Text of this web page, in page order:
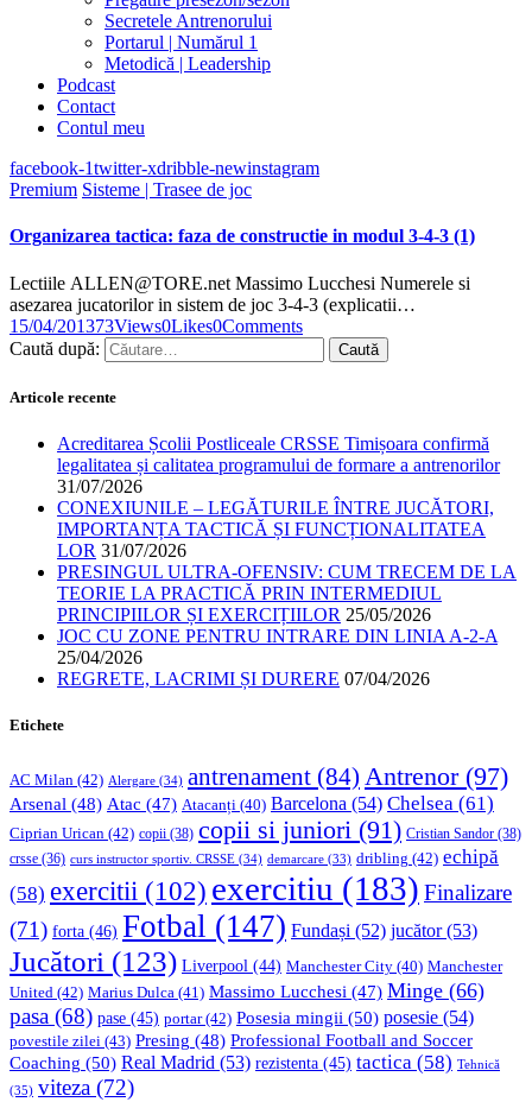
Secretele Antrenorului
Portarul | Numărul 1
Metodică | Leadership
Podcast
Contact
Contul meu
facebook-1twitter-xdribble-newinstagram
Premium Sisteme | Trasee de joc
Organizarea tactica: faza de constructie in modul 3-4-3 (1)
Lectiile ALLEN@TORE.net Massimo Lucchesi Numerele si
asezarea jucatorilor in sistem de joc 3-4-3 (explicatii…
15/04/201373Views0Likes0Comments
Caută după:
Articole recente
Acreditarea Școlii Postliceale CRSSE Timișoara confirmă
legalitatea și calitatea programului de formare a antrenorilor
31/07/2026
CONEXIUNILE – LEGĂTURILE ÎNTRE JUCĂTORI,
IMPORTANȚA TACTICĂ ȘI FUNCȚIONALITATEA
LOR 31/07/2026
PRESINGUL ULTRA-OFENSIV: CUM TRECEM DE LA
TEORIE LA PRACTICĂ PRIN INTERMEDIUL
PRINCIPIILOR ȘI EXERCIȚIILOR 25/05/2026
JOC CU ZONE PENTRU INTRARE DIN LINIA A-2-A
25/04/2026
REGRETE, LACRIMI ȘI DURERE 07/04/2026
Etichete
AC Milan (42) Alergare (34) antrenament (84) Antrenor(97)
Arsenal (48) Atac (47) Atacanți (40) Barcelona (54) Chelsea (61)
Ciprian Urican (42) copii (38) copii si juniori (91) Cristian Sandor (38)
crsse (36) curs instructor sportiv. CRSSE (34) demarcare (33) dribling (42) echipă
(58) exercitii (102) exercitiu (183) Finalizare
(71) forta (46) Fotbal (147) Fundași (52) jucător(53)
Jucători (123) Liverpool (44) Manchester City (40) Manchester
United (42) Marius Dulca (41) Massimo Lucchesi (47) Minge (66)
pasa (68) pase (45) portar(42) Posesia mingii (50) posesie (54)
povestile zilei (43) Presing (48) Professional Football and Soccer
Coaching (50) Real Madrid (53) rezistenta (45) tactica (58) Tehnică
(35) viteza (72)